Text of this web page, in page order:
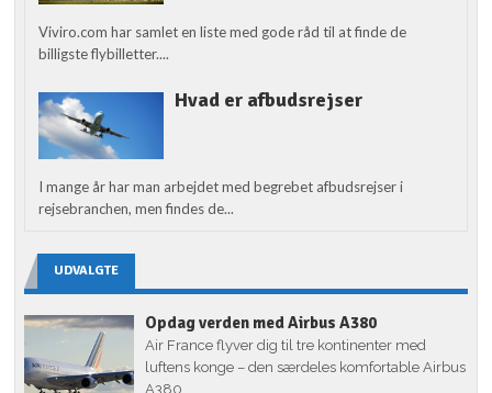
Viviro.com har samlet en liste med gode råd til at finde de
billigste flybilletter....
Hvad er afbudsrejser
I mange år har man arbejdet med begrebet afbudsrejser i
rejsebranchen, men findes de...
UDVALGTE
Opdag verden med Airbus A380
Air France flyver dig til tre kontinenter med
luftens konge – den særdeles komfortable Airbus
A380.